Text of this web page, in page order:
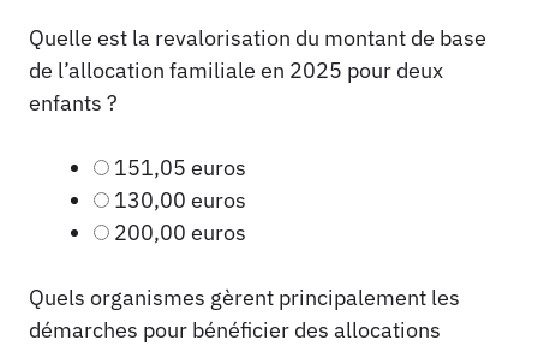
Quelle est la revalorisation du montant de base
de l’allocation familiale en 2025 pour deux
enfants ?
151,05 euros
130,00 euros
200,00 euros
Quels organismes gèrent principalement les
démarches pour bénéficier des allocations